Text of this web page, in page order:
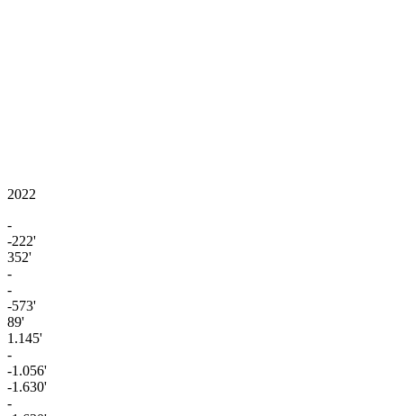
2022
-
-222'
352'
-
-
-573'
89'
1.145'
-
-1.056'
-1.630'
-